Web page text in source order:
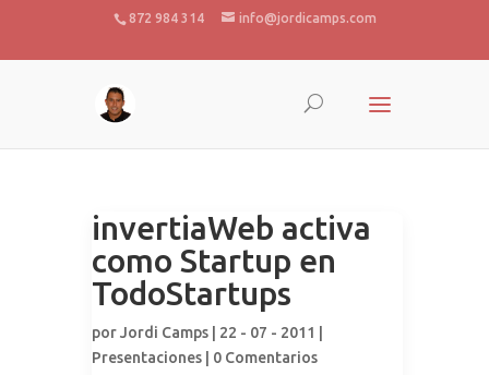
872 984 314 info@jordicamps.com
invertiaWeb activa
como Startup en
TodoStartups
porJordi Camps | 22 - 07 - 2011 |
Presentaciones
0 Comentarios